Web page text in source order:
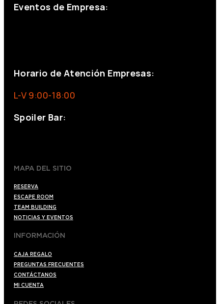
Eventos de Empresa:
Horario de Atención Empresas:
L-V 9:00-18:00
Spoiler Bar:
MAPA DEL SITIO
RESERVA
ESCAPE ROOM
TEAM BUILDING
NOTICIAS Y EVENTOS
INFORMACIÓN
CAJA REGALO
PREGUNTAS FRECUENTES
CONTÁCTANOS
MI CUENTA